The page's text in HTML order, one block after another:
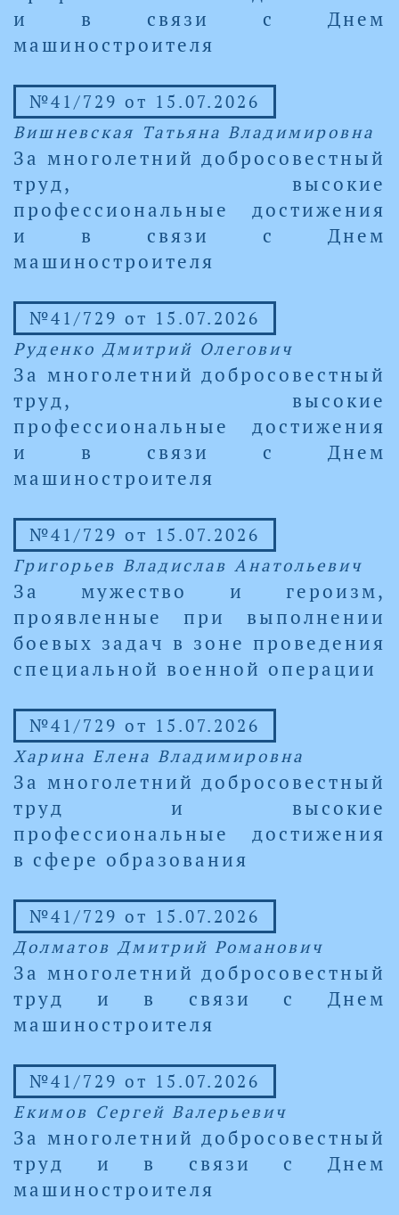
и в связи с Днем
машиностроителя
№41/729 от 15.07.2026
Вишневская Татьяна Владимировна
За многолетний добросовестный
труд, высокие
профессиональные достижения
и в связи с Днем
машиностроителя
№41/729 от 15.07.2026
Руденко Дмитрий Олегович
За многолетний добросовестный
труд, высокие
профессиональные достижения
и в связи с Днем
машиностроителя
№41/729 от 15.07.2026
Григорьев Владислав Анатольевич
За мужество и героизм,
проявленные при выполнении
боевых задач в зоне проведения
специальной военной операции
№41/729 от 15.07.2026
Харина Елена Владимировна
За многолетний добросовестный
труд и высокие
профессиональные достижения
в сфере образования
№41/729 от 15.07.2026
Долматов Дмитрий Романович
За многолетний добросовестный
труд и в связи с Днем
машиностроителя
№41/729 от 15.07.2026
Екимов Сергей Валерьевич
За многолетний добросовестный
труд и в связи с Днем
машиностроителя